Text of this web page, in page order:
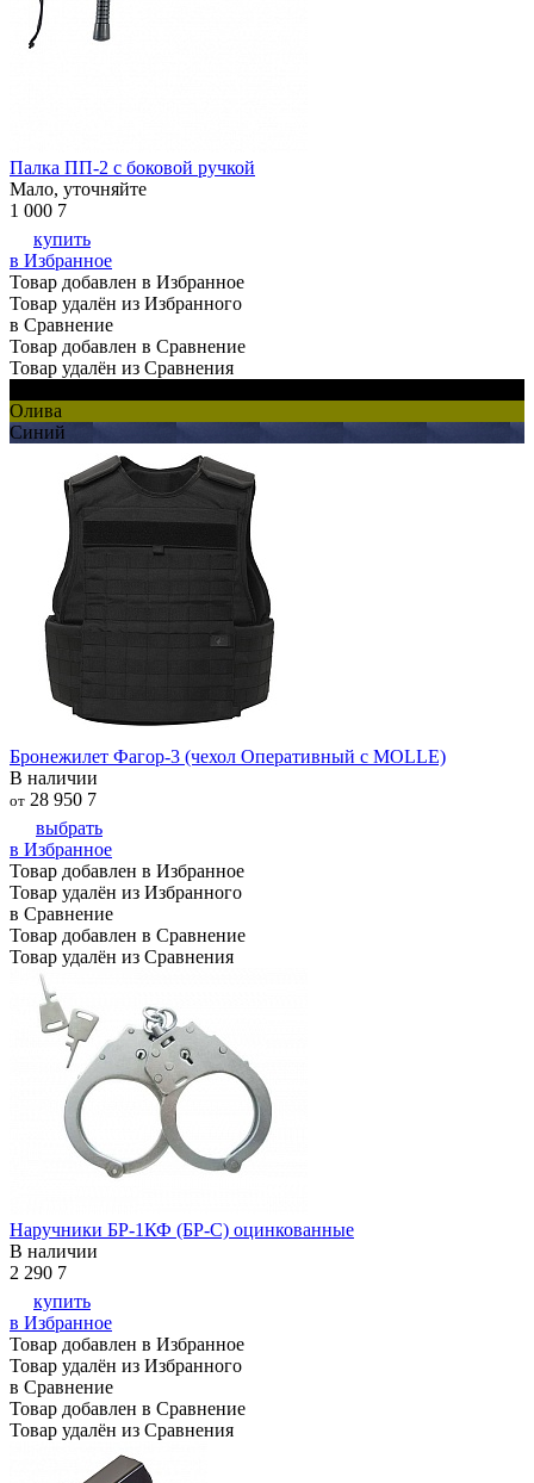
Палка ПП-2 с боковой ручкой
Мало, уточняйте
1 000 7
купить
в Избранное
Товар добавлен в Избранное
Товар удалён из Избранного
в Сравнение
Товар добавлен в Сравнение
Товар удалён из Сравнения
Олива
Синий
Бронежилет Фагор-3 (чехол Оперативный с MOLLE)
В наличии
от 28 950 7
выбрать
в Избранное
Товар добавлен в Избранное
Товар удалён из Избранного
в Сравнение
Товар добавлен в Сравнение
Товар удалён из Сравнения
Наручники БР-1КФ (БР-С) оцинкованные
В наличии
2 290 7
купить
в Избранное
Товар добавлен в Избранное
Товар удалён из Избранного
в Сравнение
Товар добавлен в Сравнение
Товар удалён из Сравнения